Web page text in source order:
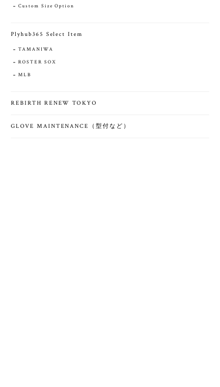
Custom Size Option
Plyhub365 Select Item
TAMANIWA
ROSTER SOX
MLB
REBIRTH RENEW TOKYO
GLOVE MAINTENANCE（型付など）